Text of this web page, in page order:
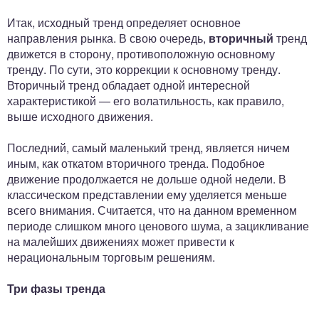
Итак, исходный тренд определяет основное
направления рынка. В свою очередь, вторичный тренд
движется в сторону, противоположную основному
тренду. По сути, это коррекции к основному тренду.
Вторичный тренд обладает одной интересной
характеристикой — его волатильность, как правило,
выше исходного движения.
Последний, самый маленький тренд, является ничем
иным, как откатом вторичного тренда. Подобное
движение продолжается не дольше одной недели. В
классическом представлении ему уделяется меньше
всего внимания. Считается, что на данном временном
периоде слишком много ценового шума, а зацикливание
на малейших движениях может привести к
нерациональным торговым решениям.
Три фазы тренда